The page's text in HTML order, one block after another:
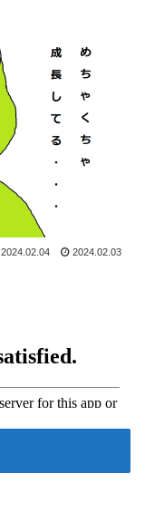
2024.02.04 2024.02.03